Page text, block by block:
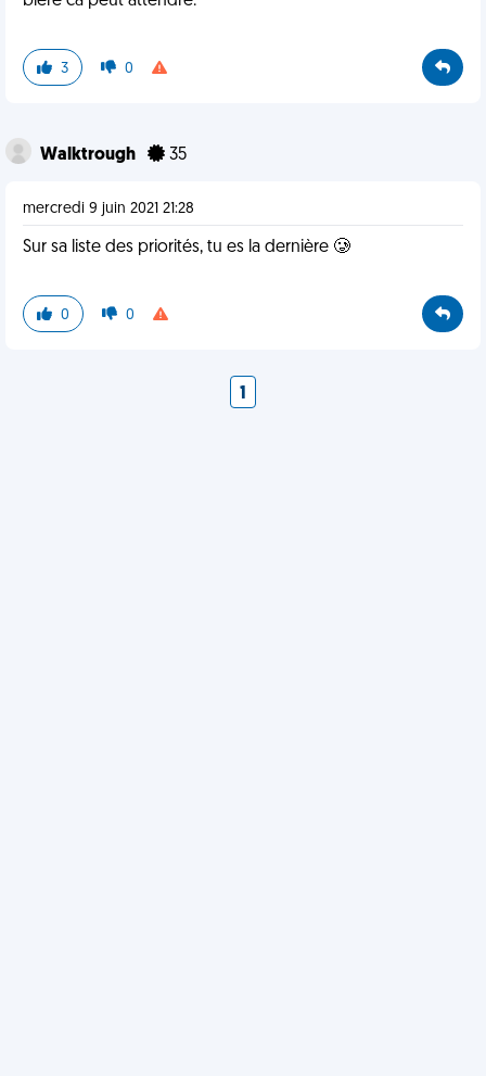
3 0
Walktrough 35
mercredi 9 juin 2021 21:28
Sur sa liste des priorités, tu es la dernière 🥲
0 0
1